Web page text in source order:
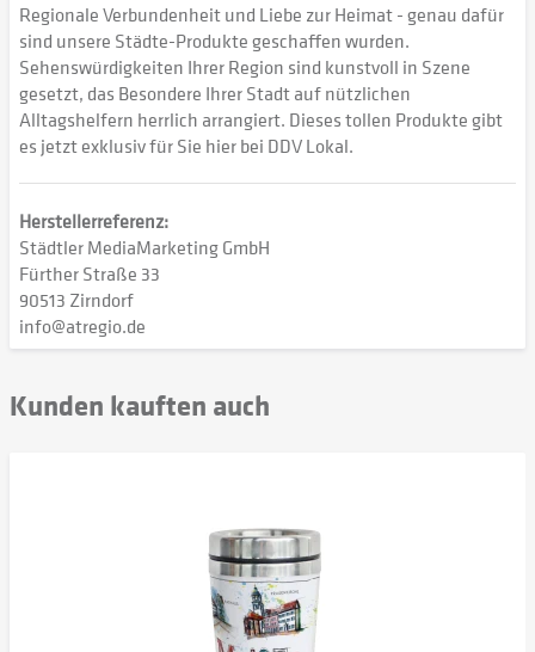
Regionale Verbundenheit und Liebe zur Heimat - genau dafür
sind unsere Städte-Produkte geschaffen wurden.
Sehenswürdigkeiten Ihrer Region sind kunstvoll in Szene
gesetzt, das Besondere Ihrer Stadt auf nützlichen
Alltagshelfern herrlich arrangiert. Dieses tollen Produkte gibt
es jetzt exklusiv für Sie hier bei DDV Lokal.
Herstellerreferenz:
Städtler MediaMarketing GmbH
Fürther Straße 33
90513 Zirndorf
info@atregio.de
Kunden kauften auch